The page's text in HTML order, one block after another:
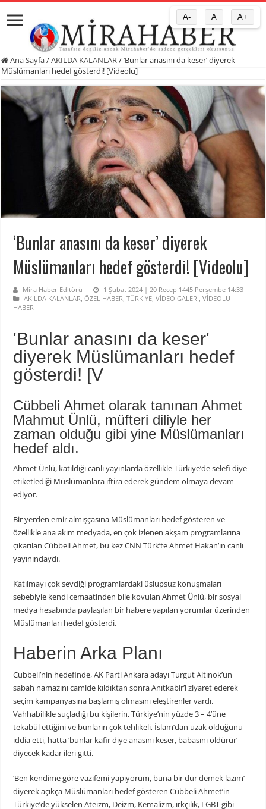
Ana Sayfa/AKILDA KALANLAR/‘Bunlar anasını da keser’ diyerek
Müslümanları hedef gösterdi! [Videolu]
‘Bunlar anasını da keser’ diyerek
Müslümanları hedef gösterdi! [Videolu]
Mira Haber Editörü
1 Şubat 2024 | 20 Recep 1445 Perşembe 14:33
AKILDA KALANLAR,ÖZEL HABER,TÜRKİYE,VİDEO GALERİ,VİDEOLU
HABER
'Bunlar anasını da keser'
diyerek Müslümanları hedef
gösterdi! [V
Cübbeli Ahmet olarak tanınan Ahmet
Mahmut Ünlü, müfteri diliyle her
zaman olduğu gibi yine Müslümanları
hedef aldı.
Ahmet Ünlü, katıldığı canlı yayınlarda özellikle Türkiye’de selefi diye
etiketlediği Müslümanlara iftira ederek gündem olmaya devam
ediyor.
Bir yerden emir almışçasına Müslümanları hedef gösteren ve
özellikle ana akım medyada, en çok izlenen akşam programlarına
çıkarılan Cübbeli Ahmet, bu kez CNN Türk’te Ahmet Hakan’ın canlı
yayınındaydı.
Katılmayı çok sevdiği programlardaki üslupsuz konuşmaları
sebebiyle kendi cemaatinden bile kovulan Ahmet Ünlü, bir sosyal
medya hesabında paylaşılan bir habere yapılan yorumlar üzerinden
Müslümanları hedef gösterdi.
Haberin Arka Planı
Cubbeli’nin hedefinde, AK Parti Ankara adayı Turgut Altınok’un
sabah namazını camide kıldıktan sonra Anıtkabir’i ziyaret ederek
seçim kampanyasına başlamış olmasını eleştirenler vardı.
Vahhabilikle suçladığı bu kişilerin, Türkiye’nin yüzde 3 – 4’üne
tekabül ettiğini ve bunların çok tehlikeli, İslam’dan uzak olduğunu
iddia etti, hatta ‘bunlar kafir diye anasını keser, babasını öldürür’
diyecek kadar ileri gitti.
‘Ben kendime göre vazifemi yapıyorum, buna bir dur demek lazım’
diyerek açıkça Müslümanları hedef gösteren Cübbeli Ahmet’in
Türkiye’de yükselen Ateizm, Deizm, Kemalizm, ırkçılık, LGBT gibi
A- A A+